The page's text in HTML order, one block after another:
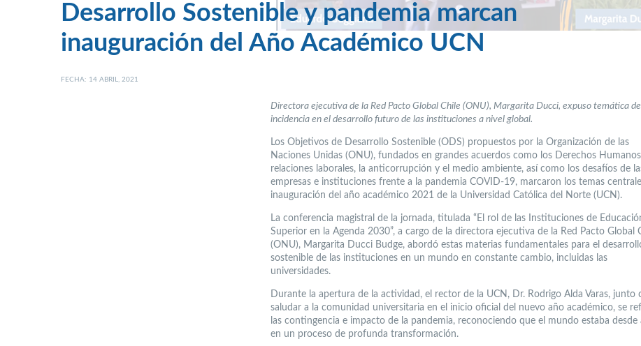
Desarrollo Sostenible y pandemia marcan
inauguración del Año Académico UCN
FECHA: 14 ABRIL, 2021
Directora ejecutiva de la Red Pacto Global Chile (ONU), Margarita Ducci, expuso temática
incidencia en el desarrollo futuro de las instituciones a nivel global.
Los Objetivos de Desarrollo Sostenible (ODS) propuestos por la Organización de las
Naciones Unidas (ONU), fundados en grandes acuerdos como los Derechos
relaciones laborales, la anticorrupción y el medio ambiente, así como los desafíos de
empresas e instituciones frente a la pandemia COVID-19, marcaron los temas
inauguración del año académico 2021 de la Universidad Católica del Norte (UCN).
La conferencia magistral de la jornada, titulada “El rol de las Instituciones de
Superior en la Agenda 2030”, a cargo de la directora ejecutiva de la Red Pacto Global
(ONU), Margarita Ducci Budge, abordó estas materias fundamentales para el
sostenible de las instituciones en un mundo en constante cambio, incluidas las
universidades.
Durante la apertura de la actividad, el rector de la UCN, Dr. Rodrigo Alda Varas, junto
saludar a la comunidad universitaria en el inicio oficial del nuevo año académico, se
las contingencia e impacto de la pandemia, reconociendo que el mundo estaba desde
en un proceso de profunda transformación.